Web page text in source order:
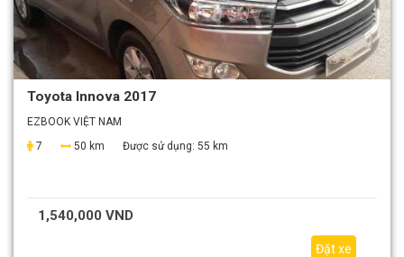
Toyota Innova 2017
EZBOOK VIỆT NAM
7
50 km Được sử dụng: 55 km
1,540,000 VND
Đặt xe